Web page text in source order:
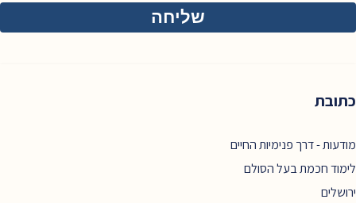
כתובת
מודעות - דרך פנימיות החיים
לימוד חכמת בעל הסולם
ירושלים